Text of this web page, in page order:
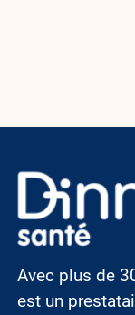
Image
Avec plus de
est un